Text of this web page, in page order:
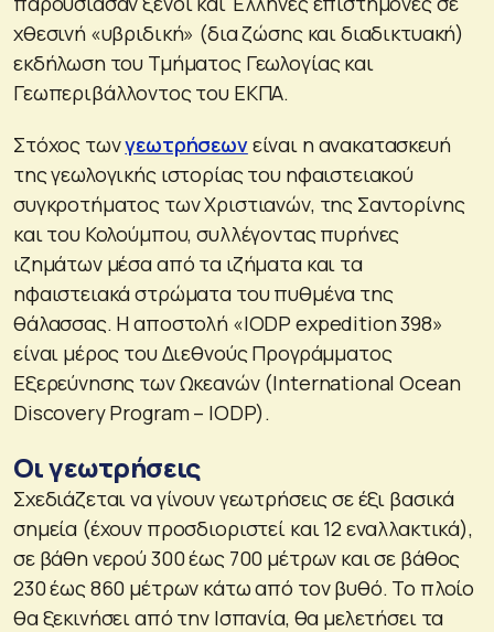
χθεσινή «υβριδική» (δια ζώσης και διαδικτυακή)
εκδήλωση του Τμήματος Γεωλογίας και
Γεωπεριβάλλοντος του ΕΚΠΑ.
Στόχος τωνγεωτρήσεωνείναι η ανακατασκευή
της γεωλογικής ιστορίας του ηφαιστειακού
συγκροτήματος των Χριστιανών, της Σαντορίνης
και του Κολούμπου, συλλέγοντας πυρήνες
ιζημάτων μέσα από τα ιζήματα και τα
ηφαιστειακά στρώματα του πυθμένα της
θάλασσας. Η αποστολή «IODP expedition 398»
είναι μέρος του Διεθνούς Προγράμματος
Εξερεύνησης των Ωκεανών (International Ocean
Discovery Program – IODP).
Οι γεωτρήσεις
Σχεδιάζεται να γίνουν γεωτρήσεις σε έξι βασικά
σημεία (έχουν προσδιοριστεί και 12 εναλλακτικά),
σε βάθη νερού 300 έως 700 μέτρων και σε βάθος
230 έως 860 μέτρων κάτω από τον βυθό. Το πλοίο
θα ξεκινήσει από την Ισπανία, θα μελετήσει τα